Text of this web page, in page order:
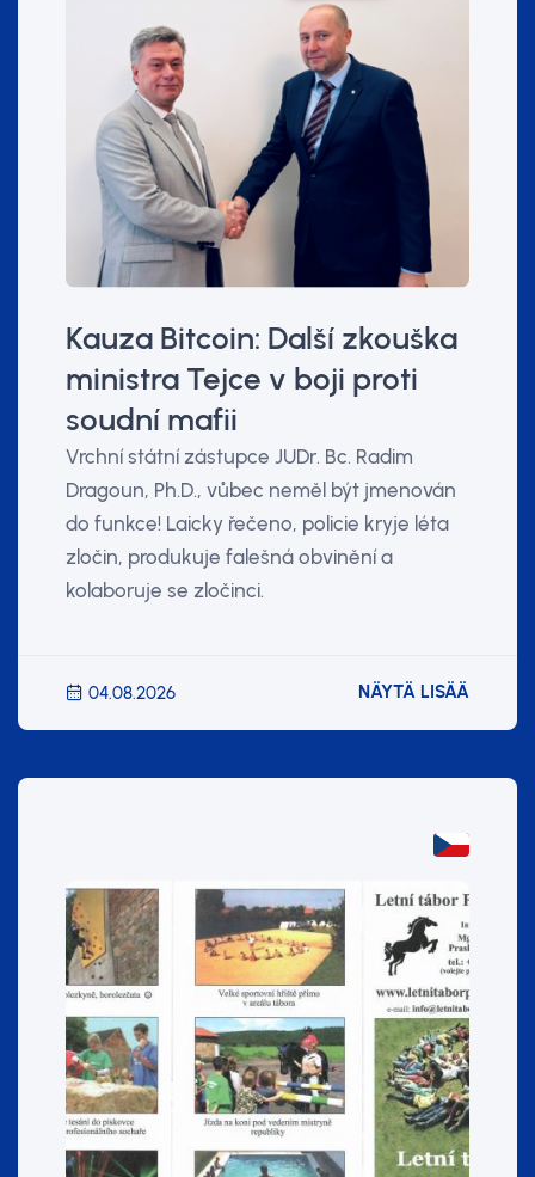
Kauza Bitcoin: Další zkouška
ministra Tejce v boji proti
soudní mafii
Vrchní státní zástupce JUDr. Bc. Radim
Dragoun, Ph.D., vůbec neměl být jmenován
do funkce! Laicky řečeno, policie kryje léta
zločin, produkuje falešná obvinění a
kolaboruje se zločinci.
04.08.2026 NÄYTÄ LISÄÄ